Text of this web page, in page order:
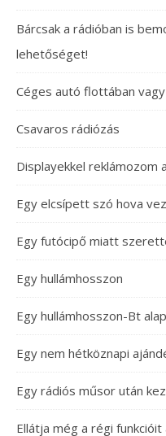
Bárcsak a rádióban is
lehetőséget!
Céges autó flottában
Csavaros rádiózás
Displayekkel reklámozom
Egy elcsípett szó hova
Egy futócipő miatt
Egy hullámhosszon
Egy hullámhosszon-Bt
Egy nem hétköznapi
Egy rádiós műsor után
Ellátja még a régi funkcióit